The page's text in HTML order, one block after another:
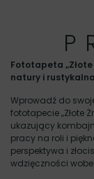
Fototapeta
natury i
Wprowadź do
fototapecie „Złote
ukazujący
pracy na roli i
perspektywa i
wdzięczności